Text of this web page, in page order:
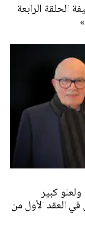
الحلقة الرابعة
كبير
العقد الأول من